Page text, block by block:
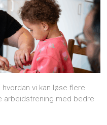
vi kan løse flere
arbeidstrening med bedre